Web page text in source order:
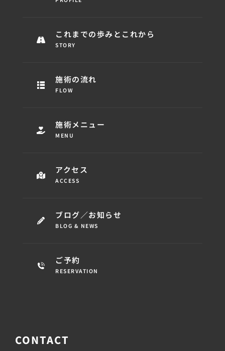
これまでの歩みとこれから
STORY
施術の流れ
FLOW
施術メニュー
MENU
アクセス
ACCESS
ブログ／お知らせ
BLOG & NEWS
ご予約
RESERVATION
CONTACT